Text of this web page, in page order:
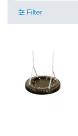
Filter